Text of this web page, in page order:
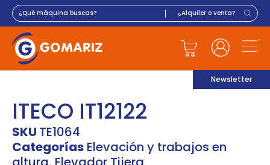
Newsletter
ITECO IT12122
SKU TE1064
Categorías Elevación y trabajos en